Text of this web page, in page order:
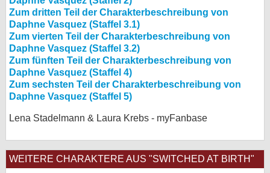
Zum dritten Teil der Charakterbeschreibung von
Daphne Vasquez (Staffel 3.1)
Zum vierten Teil der Charakterbeschreibung von
Daphne Vasquez (Staffel 3.2)
Zum fünften Teil der Charakterbeschreibung von
Daphne Vasquez (Staffel 4)
Zum sechsten Teil der Charakterbeschreibung von
Daphne Vasquez (Staffel 5)
Lena Stadelmann & Laura Krebs - myFanbase
WEITERE CHARAKTERE AUS "SWITCHED AT BIRTH"